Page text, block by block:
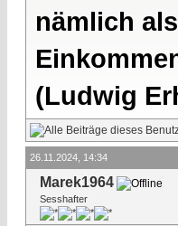
nämlich
(Ludwig
26.11.2024, 14:34
Marek1964
Sesshafter